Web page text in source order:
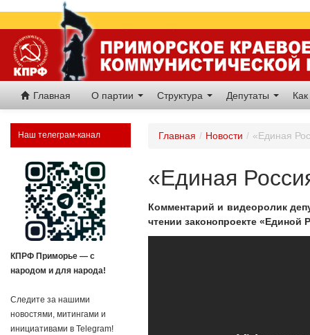
Главная О партии Структура Депутаты
Наш телеграм-канал
КПРФ Приморье — с
народом и для народа!
Следите за нашими
новостями, митингами и
инициативами в Telegram!
Главная / Новости / «Единая
«Единая
Комментарий и видеоролик
чтении законопроекте «Единой